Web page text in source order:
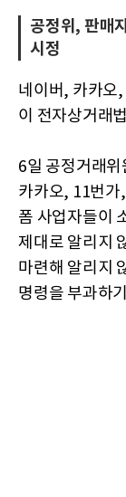
공정위, 판매
시정
네이버, 카카오
이 전자상거래
6일 공정거래
카카오, 11번가
폼 사업자들이
제대로 알리지
마련해 알리지
명령을 부과하